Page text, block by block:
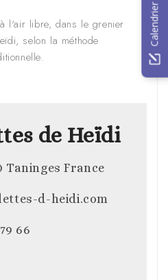
l'air libre, dans le grenier
selon la méthode
de Heïdi
Taninges France
d-heidi.com
66